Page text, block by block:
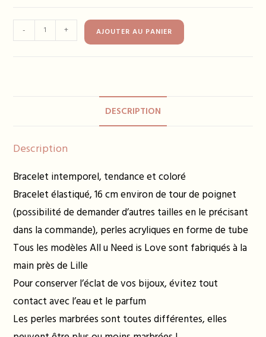
de
fluo
- + AJOUTER AU PANIER
DESCRIPTION
Description
Bracelet intemporel, tendance et coloré
Bracelet élastiqué, 16 cm environ de tour de poignet
(possibilité de demander d’autres tailles en le précisant
dans la commande), perles acryliques en forme de tube
Tous les modèles All u Need is Love sont fabriqués à la
main près de Lille
Pour conserver l’éclat de vos bijoux, évitez tout
contact avec l’eau et le parfum
Les perles marbrées sont toutes différentes, elles